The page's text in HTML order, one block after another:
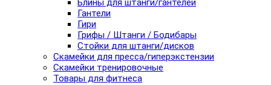
Блины для штанги/гантелей
Гантели
Гири
Грифы / Штанги / Бодибары
Стойки для штанги/дисков
Скамейки для пресса/гиперэкстензии
Скамейки тренировочные
Товары для фитнеса